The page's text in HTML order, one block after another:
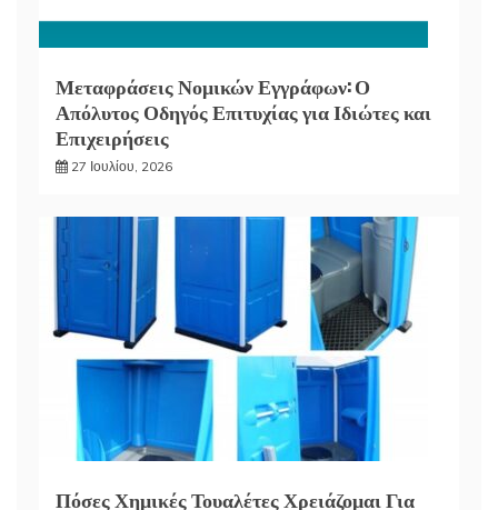
Μεταφράσεις Νομικών Εγγράφων: Ο
Απόλυτος Οδηγός Επιτυχίας για Ιδιώτες και
Επιχειρήσεις
27 Ιουλίου, 2026
Πόσες Χημικές Τουαλέτες Χρειάζομαι Για